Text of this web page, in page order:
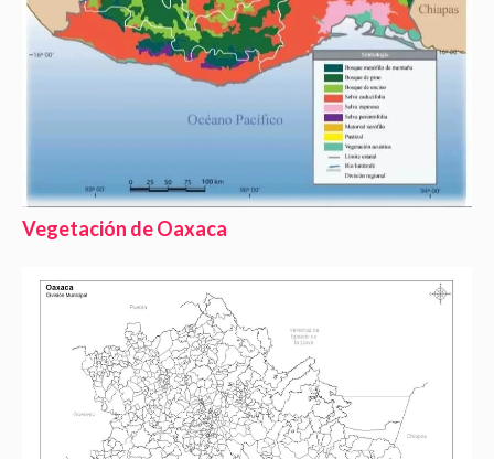
Vegetación de Oaxaca